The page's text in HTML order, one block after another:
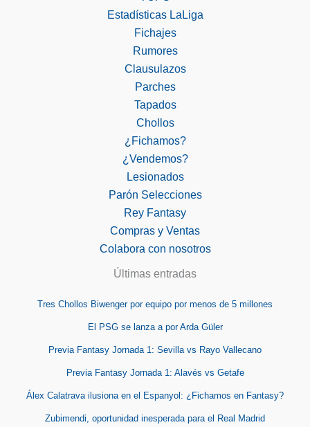
Estadísticas LaLiga
Fichajes
Rumores
Clausulazos
Parches
Tapados
Chollos
¿Fichamos?
¿Vendemos?
Lesionados
Parón Selecciones
Rey Fantasy
Compras y Ventas
Colabora con nosotros
Últimas entradas
Tres Chollos Biwenger por equipo por menos de 5 millones
El PSG se lanza a por Arda Güler
Previa Fantasy Jornada 1: Sevilla vs Rayo Vallecano
Previa Fantasy Jornada 1: Alavés vs Getafe
Álex Calatrava ilusiona en el Espanyol: ¿Fichamos en Fantasy?
Zubimendi, oportunidad inesperada para el Real Madrid